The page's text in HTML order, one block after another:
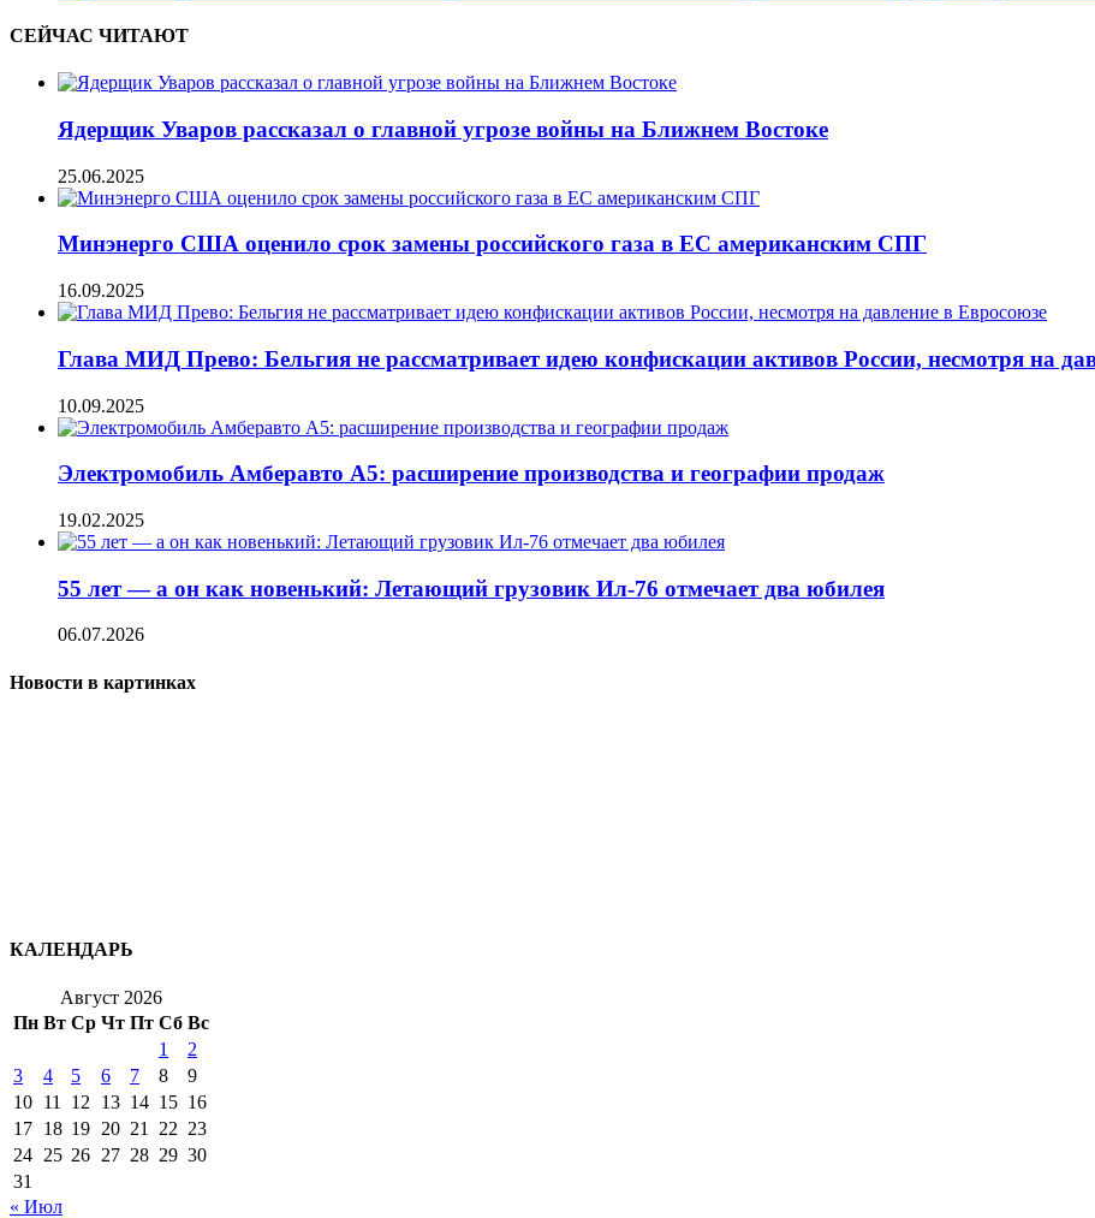
СЕЙЧАС ЧИТАЮТ
Ядерщик Уваров рассказал о главной угрозе войны на Ближнем Востоке
25.06.2025
Минэнерго США оценило срок замены российского газа в ЕС американским СПГ
16.09.2025
Глава МИД Прево: Бельгия не рассматривает идею конфискации активов России, несмотря на
10.09.2025
Электромобиль Амберавто А5: расширение производства и географии продаж
19.02.2025
55 лет — а он как новенький: Летающий грузовик Ил-76 отмечает два юбилея
06.07.2026
Новости в картинках
КАЛЕНДАРЬ
Август 2026
Пн Вт Ср Чт Пт Сб Вс
1
2
3
4 5 6 7 8
9
10 11 12 13 14 15 16
17 18 19 20 21 22 23
24 25 26 27 28 29 30
31
« Июл